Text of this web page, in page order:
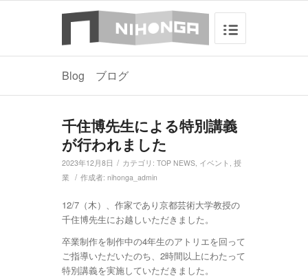
Blog ブログ
千住博先生による特別講義
が行われました
2023年12月8日 / カテゴリ: TOP NEWS, イベント , 授
業 / 作成者: nihonga_admin
12/7（木）、作家であり京都芸術大学教授の
千住博先生にお越しいただきました。
卒業制作を制作中の4年生のアトリエを回って
ご指導いただいたのち、2時間以上にわたって
特別講義を実施していただきました。